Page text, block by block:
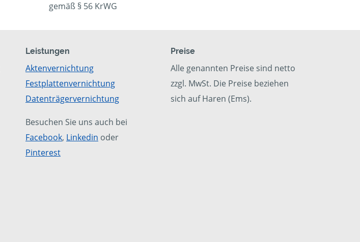
gemäß § 56 KrWG
Leistungen
Aktenvernichtung
Festplattenvernichtung
Datenträgervernichtung
Besuchen Sie uns auch bei
Facebook, Linkedin oder
Pinterest
Preise
Alle genannten Preise sind netto
zzgl. MwSt. Die Preise beziehen
sich auf Haren (Ems).